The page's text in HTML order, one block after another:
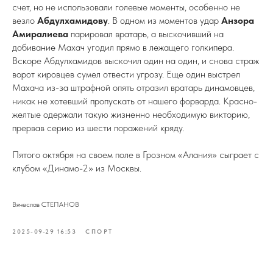
счет, но не использовали голевые моменты, особенно не
везло Абдулхамидову. В одном из моментов удар Анзора
Амиралиева парировал вратарь, а выскочивший на
добивание Махач угодил прямо в лежащего голкипера.
Вскоре Абдулхамидов выскочил один на один, и снова страж
ворот кировцев сумел отвести угрозу. Еще один выстрел
Махача из-за штрафной опять отразил вратарь динамовцев,
никак не хотевший пропускать от нашего форварда. Красно-
желтые одержали такую жизненно необходимую викторию,
прервав серию из шести поражений кряду.
Пятого октября на своем поле в Грозном «Алания» сыграет с
клубом «Динамо-2» из Москвы.
Вячеслав СТЕПАНОВ
2025-09-29 16:53 СПОРТ